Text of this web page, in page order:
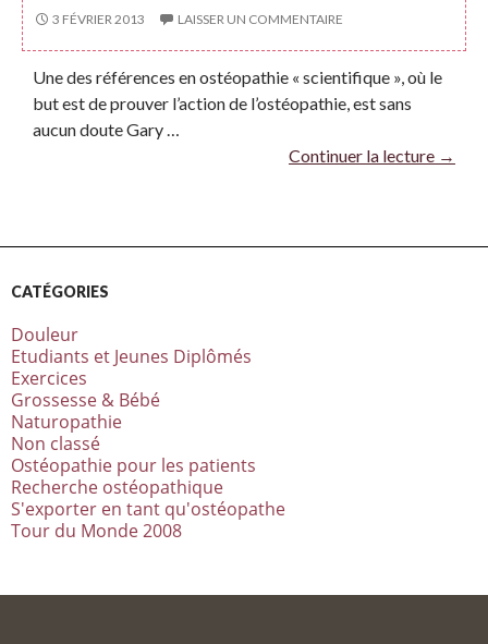
3 FÉVRIER 2013 LAISSER UN COMMENTAIRE
Une des références en ostéopathie « scientifique », où le
but est de prouver l’action de l’ostéopathie, est sans
aucun doute Gary …
Continuer la lecture →
CATÉGORIES
Douleur
Etudiants et Jeunes Diplômés
Exercices
Grossesse & Bébé
Naturopathie
Non classé
Ostéopathie pour les patients
Recherche ostéopathique
S'exporter en tant qu'ostéopathe
Tour du Monde 2008